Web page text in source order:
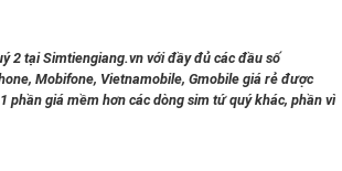
2 tại Simtiengiang.vn với đầy đủ các đầu số
Mobifone, Vietnamobile, Gmobile giá rẻ được
phần giá mềm hơn các dòng sim tứ quý khác, phần vì